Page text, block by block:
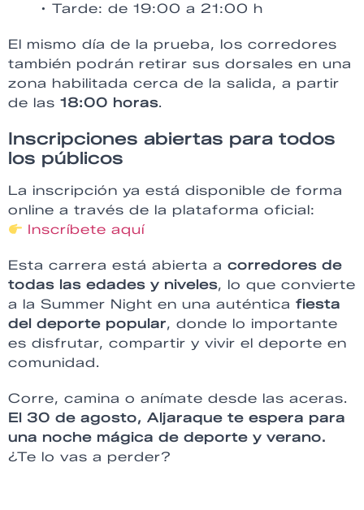
• Tarde: de 19:00 a 21:00 h
El mismo día de la prueba, los corredores
también podrán retirar sus dorsales en una
zona habilitada cerca de la salida, a partir
de las 18:00 horas.
Inscripciones abiertas para todos
los públicos
La inscripción ya está disponible de forma
online a través de la plataforma oficial:
Inscríbete aquí
Esta carrera está abierta a corredores de
todas las edades y niveles, lo que convierte
a la Summer Night en una auténtica fiesta
del deporte popular, donde lo importante
es disfrutar, compartir y vivir el deporte en
comunidad.
Corre, camina o anímate desde las aceras.
El 30 de agosto, Aljaraque te espera para
una noche mágica de deporte y verano.
¿Te lo vas a perder?